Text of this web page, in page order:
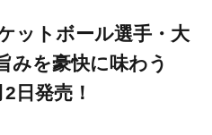
ットボール選手・大
みを豪快に味わう
日発売！